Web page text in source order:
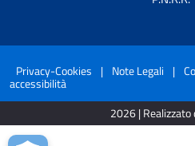
Privacy-Cookies | Note Legali |
accessibilità
2026 | Realizzato